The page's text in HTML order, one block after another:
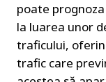
poate
la luarea unor
traficului,
trafic care